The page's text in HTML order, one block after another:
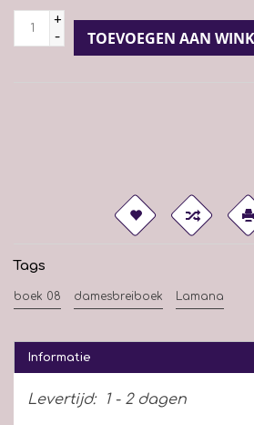
+
-
TOEVOEGEN AAN
Tags
boek 08 damesbreiboek Lamana
Informatie
Levertijd: 1 - 2 dagen